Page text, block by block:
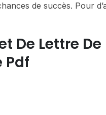
de succès. Pour
De Lettre
Pdf